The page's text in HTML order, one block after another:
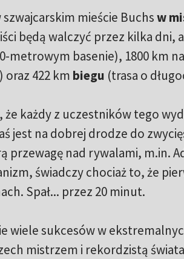
mieście Buchsw
będą walczyć przez kilka dni,
metrowym basenie), 1800 km na
422 km biegu (trasa o
że każdy z uczestników tego
jest na dobrej drodze do
przewagę nad rywalami, m.in.
świadczy chociaż to, że
Spał... przez 20 minut.
wiele sukcesów w
mistrzem i rekordzistą